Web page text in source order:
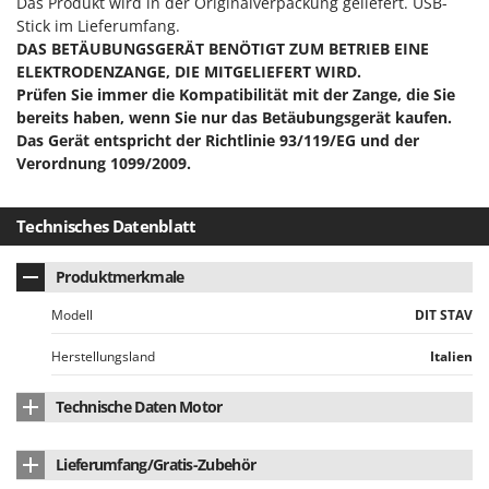
Omas
Ompagrill
Ooni
Oriental Koshin
Outdoorchef
P
Palazzetti
Palumbo Pavi
Partisani
Paterlini
Philips
Pramac
Prismafood
R
R.G.V.
Stick im Lieferumfang.
DAS BETÄUBUNGSGERÄT BENÖTIGT ZUM BETRIEB EINE
ELEKTRODENZANGE, DIE MITGELIEFERT WIRD.
Prüfen Sie immer die Kompatibilität mit der Zange, die Sie
bereits haben, wenn Sie nur das Betäubungsgerät kaufen.
Das Gerät entspricht der Richtlinie 93/119/EG und der
Verordnung 1099/2009.
Technisches Datenblatt
Produktmerkmale
Modell DIT STAV
Herstellungsland Italien
Technische Daten Motor
Lieferumfang/Gratis-Zubehör